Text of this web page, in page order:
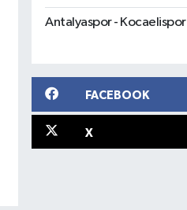
Antalyaspor - Kocaelispor
FACEBOOK
X